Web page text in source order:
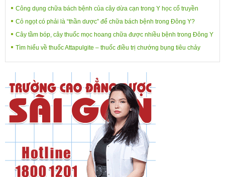
Công dụng chữa bách bệnh của cây dừa cạn trong Y học cổ truyền
Cỏ ngọt có phải là “thần dược” để chữa bách bệnh trong Đông Y?
Cây tầm bóp, cây thuốc mọc hoang chữa được nhiều bệnh trong Đông Y
Tìm hiểu về thuốc Attapulgite – thuốc điều trị chướng bụng tiêu chảy